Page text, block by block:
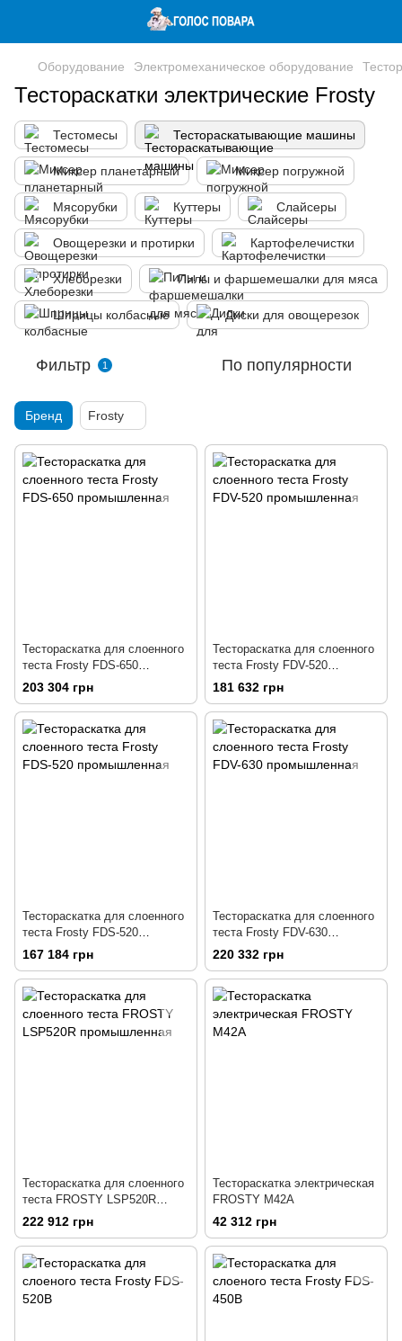
Оборудование Электромеханическое оборудование
Тестораскатки электрические Frosty
Тестомесы Тестораскатывающие машины
Миксер планетарный Миксер погружной
Мясорубки Куттеры Слайсеры
Овощерезки и протирки Картофелечистки
Хлеборезки Пилы и фаршемешалки для мяса
Шприцы колбасные Диски для овощерезок
Фильтр 1 По популярности
Бренд Frosty
Тестораскатка для слоенного
теста Frosty FDS-650
промышленная
203 304 грн
Тестораскатка для слоенного
теста Frosty FDV-520
промышленная
181 632 грн
Тестораскатка для слоенного
теста Frosty FDS-520
промышленная
167 184 грн
Тестораскатка для слоенного
теста Frosty FDV-630
промышленная
220 332 грн
Тестораскатка для слоенного
теста FROSTY LSP520R
промышленная
222 912 грн
Тестораскатка электрическая
FROSTY M42A
42 312 грн